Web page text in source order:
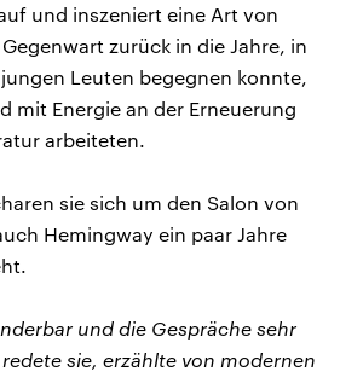
und inszeniert eine Art von
zurück in die Jahre, in
Leuten begegnen konnte,
mit Energie an der Erneuerung
arbeiteten.
sie sich um den Salon von
Hemingway ein paar Jahre
und die Gespräche sehr
sie, erzählte von modernen